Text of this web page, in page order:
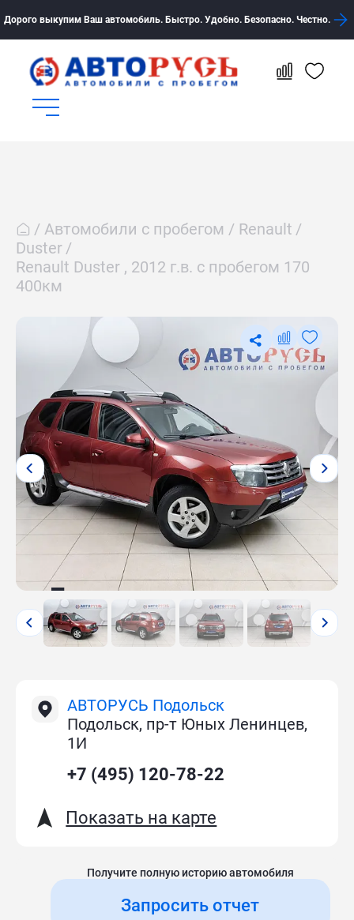
Дорого выкупим Ваш автомобиль. Быстро. Удобно. Безопасно. Честно.
Автомобили с пробегом
Renault
Duster
Renault Duster , 2012 г.в. с пробегом 170
400км
АВТОРУСЬ Подольск
Подольск, пр-т Юных Ленинцев,
1И
+7 (495) 120-78-22
Показать на карте
Получите полную историю автомобиля
Запросить отчет